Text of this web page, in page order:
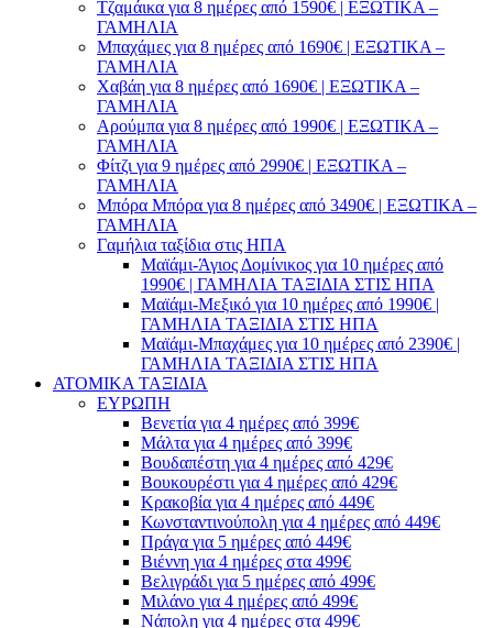
Τζαμάικα για 8 ημέρες από 1590€ | ΕΞΩΤΙΚΑ –
ΓΑΜΗΛΙΑ
Μπαχάμες για 8 ημέρες από 1690€ | ΕΞΩΤΙΚΑ –
ΓΑΜΗΛΙΑ
Χαβάη για 8 ημέρες από 1690€ | ΕΞΩΤΙΚΑ –
ΓΑΜΗΛΙΑ
Αρούμπα για 8 ημέρες από 1990€ | ΕΞΩΤΙΚΑ –
ΓΑΜΗΛΙΑ
Φίτζι για 9 ημέρες από 2990€ | ΕΞΩΤΙΚΑ –
ΓΑΜΗΛΙΑ
Μπόρα Μπόρα για 8 ημέρες από 3490€ | ΕΞΩΤΙΚΑ –
ΓΑΜΗΛΙΑ
Γαμήλια ταξίδια στις ΗΠΑ
Μαϊάμι-Άγιος Δομίνικος για 10 ημέρες από
1990€ | ΓΑΜΗΛΙΑ ΤΑΞΙΔΙΑ ΣΤΙΣ ΗΠΑ
Μαϊάμι-Μεξικό για 10 ημέρες από 1990€ |
ΓΑΜΗΛΙΑ ΤΑΞΙΔΙΑ ΣΤΙΣ ΗΠΑ
Μαϊάμι-Μπαχάμες για 10 ημέρες από 2390€ |
ΓΑΜΗΛΙΑ ΤΑΞΙΔΙΑ ΣΤΙΣ ΗΠΑ
ΑΤΟΜΙΚΑ ΤΑΞΙΔΙΑ
ΕΥΡΩΠΗ
Βενετία για 4 ημέρες από 399€
Μάλτα για 4 ημέρες από 399€
Βουδαπέστη για 4 ημέρες από 429€
Βουκουρέστι για 4 ημέρες από 429€
Κρακοβία για 4 ημέρες από 449€
Κωνσταντινούπολη για 4 ημέρες από 449€
Πράγα για 5 ημέρες από 449€
Βιέννη για 4 ημέρες στα 499€
Βελιγράδι για 5 ημέρες από 499€
Μιλάνο για 4 ημέρες από 499€
Νάπολη για 4 ημέρες στα 499€